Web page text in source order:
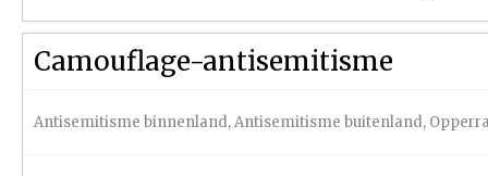
Camouflage-antisemitisme
Antisemitisme binnenland,Antisemitisme buitenland,